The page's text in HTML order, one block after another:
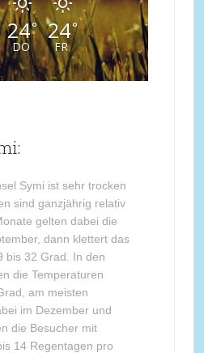
24°
DO
24°
FR
Symi ist sehr trocken
sind ganzjährig relativ
gelten dabei die
dann klettert das
bis 32 Grad. In den
die Temperaturen
am meisten
im Dezember und
die Besucher mit
14 Regentagen pro